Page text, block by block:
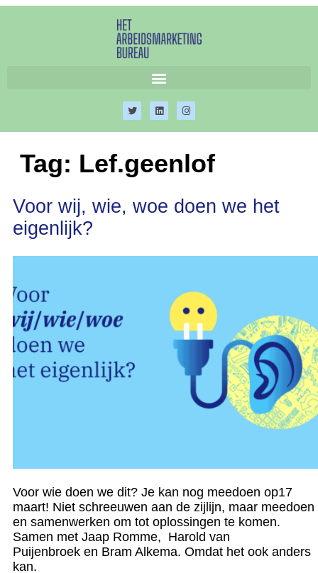
Tag: Lef.geenlof
Voor wij, wie, woe doen we het
eigenlijk?
Voor wie doen we dit? Je kan nog meedoen op17
maart! Niet schreeuwen aan de zijlijn, maar meedoen
en samenwerken om tot oplossingen te komen.
Samen met Jaap Romme, Harold van
Puijenbroek en Bram Alkema. Omdat het ook anders
kan.